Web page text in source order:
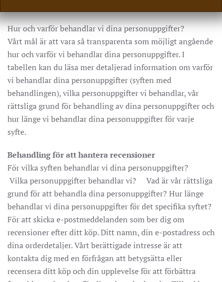
Hur och varför behandlar vi dina personuppgifter?
Vårt mål är att vara så transparenta som möjligt angående
hur och varför vi behandlar dina personuppgifter. I
tabellen kan du läsa mer detaljerad information om varför
vi behandlar dina personuppgifter (syften med
behandlingen), vilka personuppgifter vi behandlar, vår
rättsliga grund för behandling av dina personuppgifter och
hur länge vi behandlar dina personuppgifter för varje
syfte.
Behandling för att hantera recensioner
För vilka syften behandlar vi dina personuppgifter?
Vilka personuppgifter behandlar vi? Vad är vår rättsliga
grund för att behandla dina personuppgifter? Hur länge
behandlar vi dina personuppgifter för det specifika syftet?
För att skicka e-postmeddelanden som ber dig om
recensioner efter ditt köp. Ditt namn, din e-postadress och
dina orderdetaljer. Vårt berättigade intresse är att
kontakta dig med en förfrågan att betygsätta eller
recensera ditt köp och din upplevelse för att förbättra